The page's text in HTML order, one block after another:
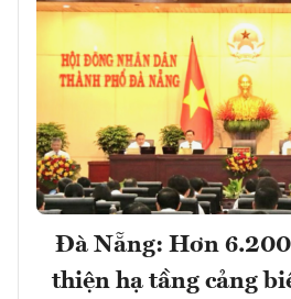
Đà Nẵng: Hơn
thiện hạ tầng cảng